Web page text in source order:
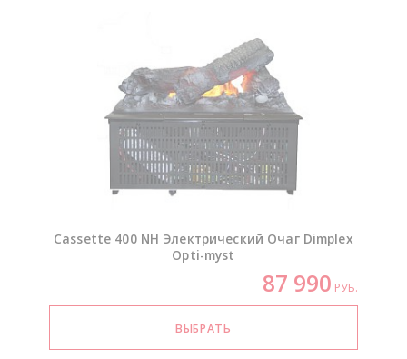
Cassette 400 NH Электрический Очаг Dimplex
Opti-myst
87 990 РУБ.